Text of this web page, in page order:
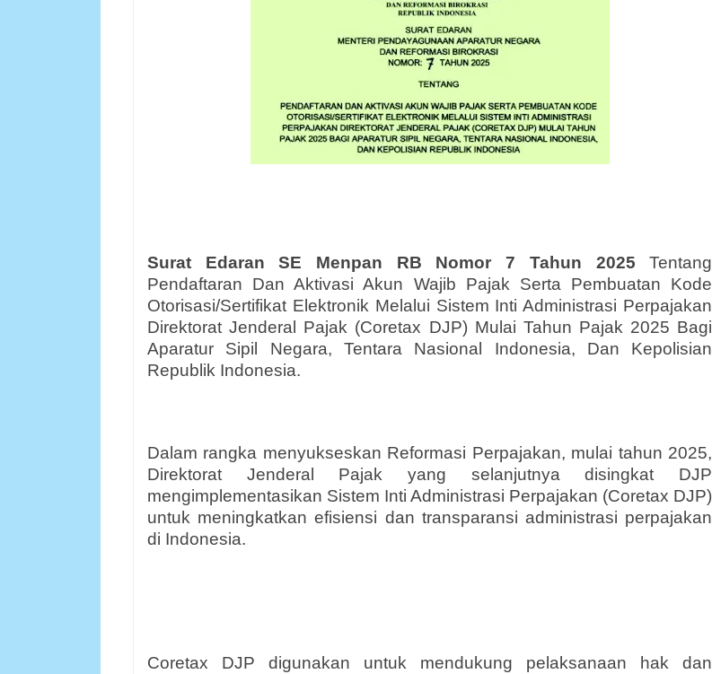
Surat Edaran SE Menpan RB Nomor 7 Tahun 2025Tentang
Pendaftaran Dan Aktivasi Akun Wajib Pajak Serta Pembuatan Kode
Otorisasi/Sertifikat Elektronik Melalui Sistem Inti Administrasi Perpajakan
Direktorat Jenderal Pajak (Coretax DJP) Mulai Tahun Pajak 2025 Bagi
Aparatur Sipil Negara, Tentara Nasional Indonesia, Dan Kepolisian
Republik Indonesia.
Dalam rangka menyukseskan Reformasi Perpajakan, mulai tahun 2025,
Direktorat Jenderal Pajak yang selanjutnya disingkat DJP
mengimplementasikan Sistem Inti Administrasi Perpajakan (Coretax DJP)
untuk meningkatkan efisiensi dan transparansi administrasi perpajakan
di Indonesia.
Coretax DJP digunakan untuk mendukung pelaksanaan hak dan